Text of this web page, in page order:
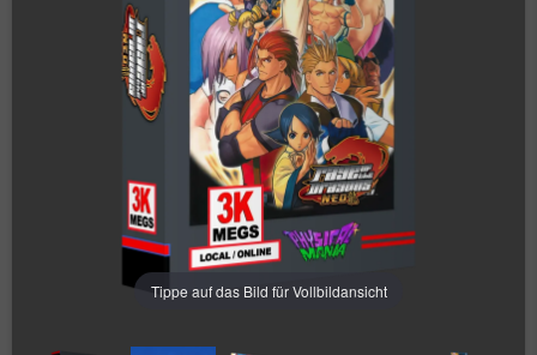
Tippe auf das Bild für Vollbildansicht